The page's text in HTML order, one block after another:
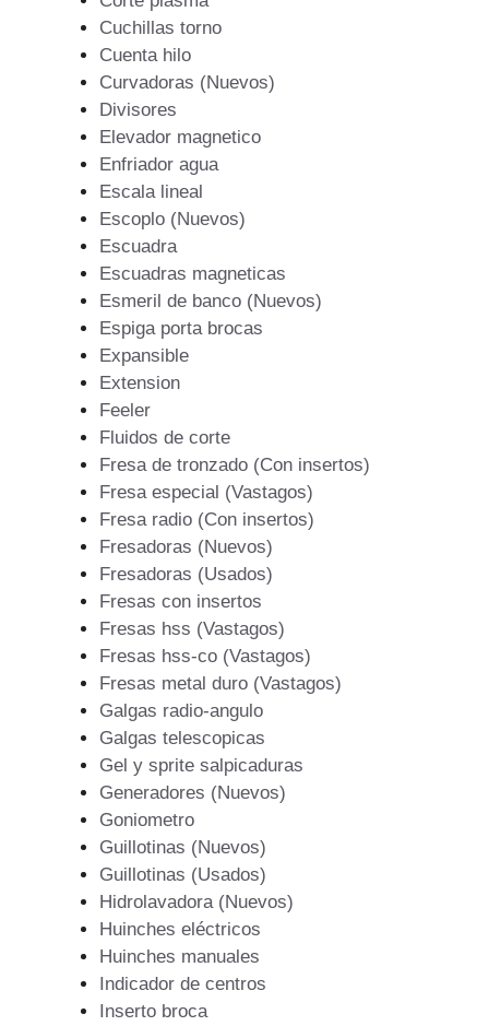
Cuchillas torno
Cuenta hilo
Curvadoras (Nuevos)
Divisores
Elevador magnetico
Enfriador agua
Escala lineal
Escoplo (Nuevos)
Escuadra
Escuadras magneticas
Esmeril de banco (Nuevos)
Espiga porta brocas
Expansible
Extension
Feeler
Fluidos de corte
Fresa de tronzado (Con insertos)
Fresa especial (Vastagos)
Fresa radio (Con insertos)
Fresadoras (Nuevos)
Fresadoras (Usados)
Fresas con insertos
Fresas hss (Vastagos)
Fresas hss-co (Vastagos)
Fresas metal duro (Vastagos)
Galgas radio-angulo
Galgas telescopicas
Gel y sprite salpicaduras
Generadores (Nuevos)
Goniometro
Guillotinas (Nuevos)
Guillotinas (Usados)
Hidrolavadora (Nuevos)
Huinches eléctricos
Huinches manuales
Indicador de centros
Inserto broca